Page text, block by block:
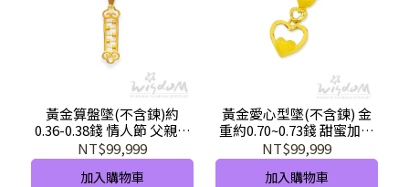
黃金算盤墜(不含鍊)約
0.36-0.38錢 情人節 父親節
母親節 禮物推薦 GD02107-
EEX-GHX
NT$99,999
加入購物車
黃金愛心型墜(不含鍊) 金
重約0.70~0.73錢 甜蜜加倍
情人節 母親節禮物推薦
GD00507-FEX-GHX
NT$99,999
加入購物車